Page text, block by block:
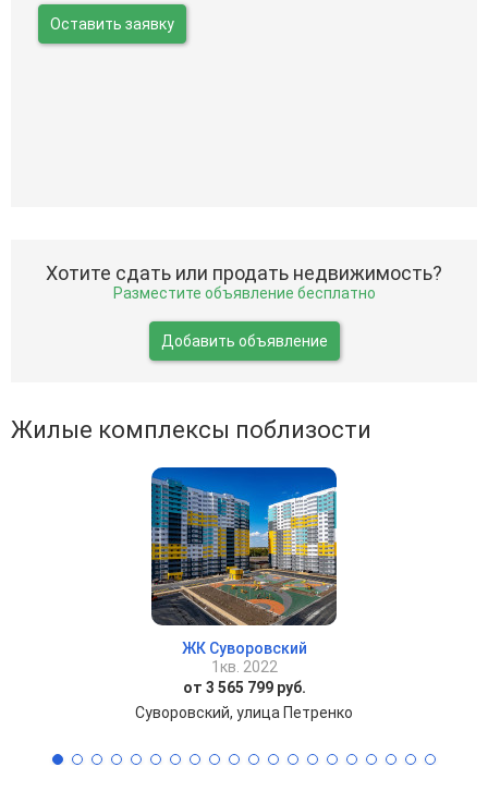
Оставить заявку
Хотите сдать или продать недвижимость?
Разместите объявление бесплатно
Добавить объявление
Жилые комплексы поблизости
ЖК Суворовский
1кв. 2022
от 3 565 799 руб.
Суворовский, улица Петренко